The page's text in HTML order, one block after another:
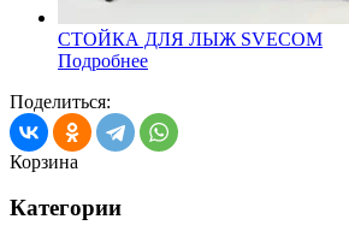
СТОЙКА ДЛЯ ЛЫЖ SVECOM
Подробнее
Поделиться:
Корзина
Категории